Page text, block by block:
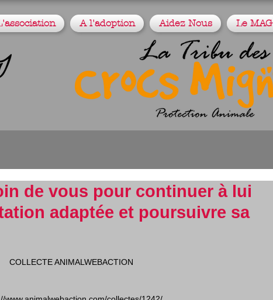
A l'adoption Aidez Nous Le MAG
de vous pour continuer à lui
adaptée et poursuivre sa
COLLECTE ANIMALWEBACTION